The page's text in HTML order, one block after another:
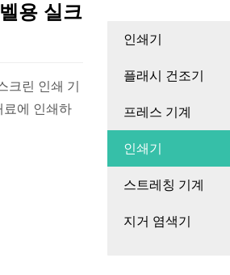
용 실크
크린 인쇄 기
료에 인쇄하
인쇄기
플래시 건조기
프레스 기계
인쇄기
스트레칭 기계
지거 염색기